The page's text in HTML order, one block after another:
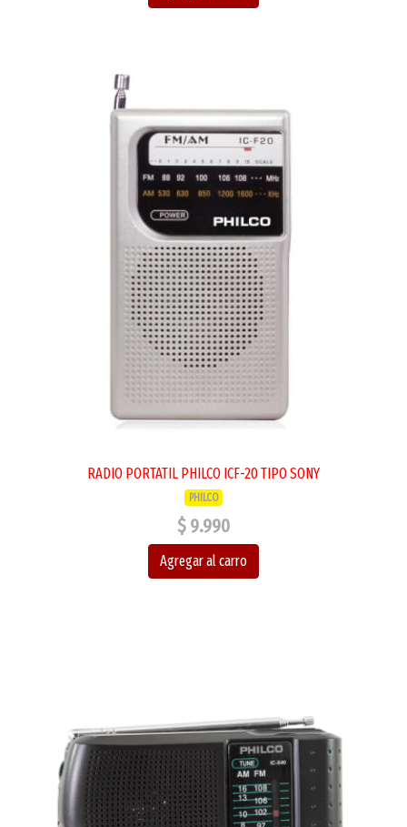
RADIO PORTATIL PHILCO ICF-20 TIPO SONY
PHILCO
$ 9.990
Agregar al carro